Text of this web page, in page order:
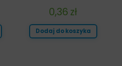
0,36 zł
Dodaj do koszyka